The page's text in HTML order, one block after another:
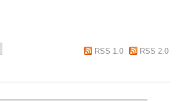
RSS 1.0
RSS 2.0